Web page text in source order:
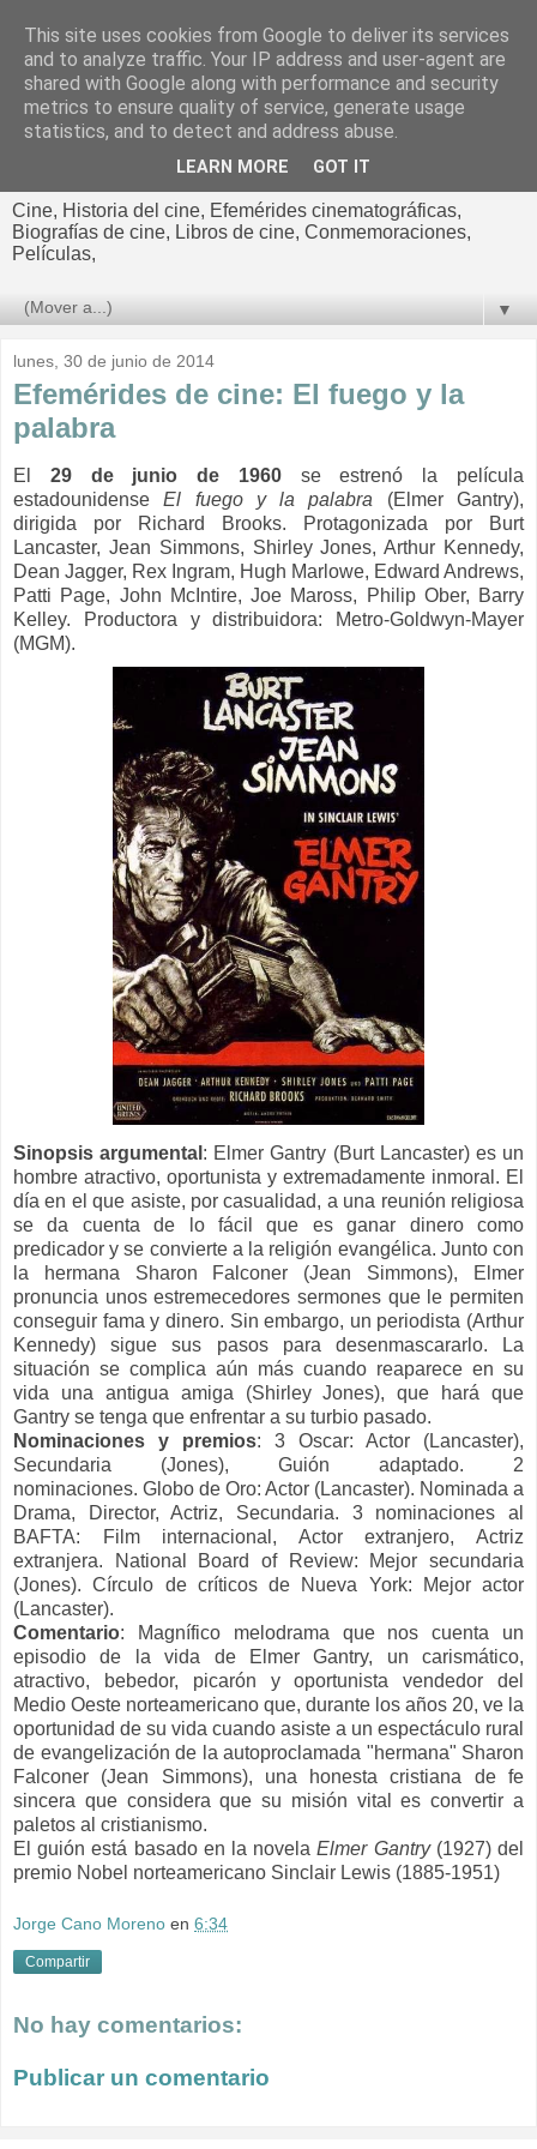
El cultural
cinematográfico de Jorge
Cine, Historia del cine, Efemérides cinematográficas,
Biografías de cine, Libros de cine, Conmemoraciones,
Películas,
▼
lunes, 30 de junio de 2014
Efemérides de cine: El fuego y la
palabra
El 29 de junio de 1960se estrenó la película
estadounidenseEl fuego y la palabra (Elmer Gantry),
dirigida por
Richard Brooks. Protagonizada por
Burt
Lancaster, Jean Simmons, Shirley Jones, Arthur Kennedy,
Dean Jagger, Rex Ingram, Hugh Marlowe, Edward Andrews,
Patti Page, John McIntire, Joe Maross, Philip Ober, Barry
Kelley.
Productora y distribuidora:
Metro-Goldwyn-Mayer
(MGM).
Sinopsis argumental : Elmer Gantry (Burt Lancaster) es un
hombre atractivo, oportunista y extremadamente inmoral. El
día en el que asiste, por casualidad, a una reunión religiosa
se da cuenta de lo fácil que es ganar dinero como
predicador y se convierte a la religión evangélica. Junto con
la hermana Sharon Falconer (Jean Simmons), Elmer
pronuncia unos estremecedores sermones que le permiten
conseguir fama y dinero. Sin embargo, un periodista (Arthur
Kennedy) sigue sus pasos para desenmascararlo. La
situación se complica aún más cuando reaparece en su
vida una antigua amiga (Shirley Jones), que hará que
Gantry se tenga que enfrentar a su turbio pasado.
Nominaciones y premios: 3 Oscar: Actor (Lancaster),
Secundaria (Jones), Guión adaptado. 2
nominaciones. Globo de Oro: Actor (Lancaster). Nominada a
Drama, Director, Actriz, Secundaria. 3 nominaciones al
BAFTA: Film internacional, Actor extranjero, Actriz
extranjera.
National Board of Review: Mejor secundaria
(Jones).Círculo de críticos de Nueva York: Mejor actor
(Lancaster).
Comentario: Magnífico melodrama que nos cuenta un
episodio de la vida de Elmer Gantry, un carismático,
atractivo, bebedor, picarón y oportunista vendedor del
Medio Oeste norteamericano que, durante los años 20, ve la
oportunidad de su vida cuando asiste a un espectáculo rural
de evangelización de la autoproclamada "hermana" Sharon
Falconer (Jean Simmons), una honesta cristiana de fe
sincera que considera que su misión vital es convertir a
paletos al cristianismo.
El guión está basado en la novelaElmer Gantry(1927) del
premio Nobel norteamericano Sinclair Lewis (1885-1951)
Jorge Cano Moreno en 6:34
Compartir
No hay comentarios:
Publicar un comentario
This site uses cookies from Google to deliver its services
and to analyze traffic. Your IP address and user-agent are
shared with Google along with performance and security
metrics to ensure quality of service, generate usage
statistics, and to detect and address abuse.
LEARN MORE GOT IT